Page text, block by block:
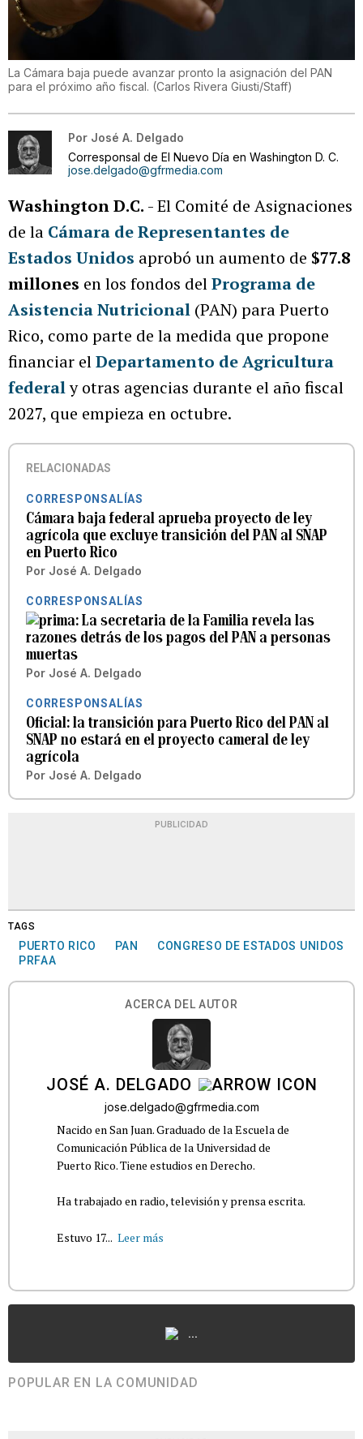
La Cámara baja puede avanzar pronto la asignación del PAN
para el próximo año fiscal. (Carlos Rivera Giusti/Staff)
Por José A. Delgado
Corresponsal de El Nuevo Día en Washington D. C.
jose.delgado@gfrmedia.com
Washington D.C. - El Comité de Asignaciones
de la Cámara de Representantes de
Estados Unidos aprobó un aumento de $77.8
millones en los fondos delPrograma de
Asistencia Nutricional (PAN) para Puerto
Rico, como parte de la medida que propone
financiar elDepartamento de Agricultura
federaly otras agencias durante el año fiscal
2027, que empieza en octubre.
RELACIONADAS
CORRESPONSALÍAS
Cámara baja federal aprueba proyecto de ley
agrícola que excluye transición del PAN al SNAP
en Puerto Rico
Por José A. Delgado
CORRESPONSALÍAS
La secretaria de la Familia revela las
razones detrás de los pagos del PAN a personas
muertas
Por José A. Delgado
CORRESPONSALÍAS
Oficial: la transición para Puerto Rico del PAN al
SNAP no estará en el proyecto cameral de ley
agrícola
Por José A. Delgado
PUBLICIDAD
TAGS
PUERTO RICO PAN
CONGRESO DE ESTADOS UNIDOS
PRFAA
ACERCA DEL AUTOR
JOSÉ A. DELGADO
jose.delgado@gfrmedia.com
Nacido en San Juan. Graduado de la Escuela de
Comunicación Pública de la Universidad de
Puerto Rico. Tiene estudios en Derecho.
Ha trabajado en radio, televisión y prensa escrita.
Estuvo 17... Leer más
...
POPULAR EN LA COMUNIDAD